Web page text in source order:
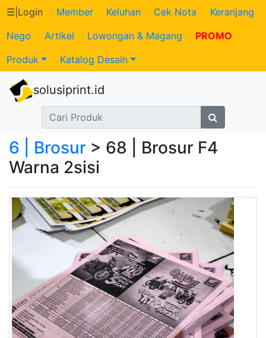
Katalog
Produk
Petugas
Riwayat
Transaksi
Tagihan
Berjalan
Pembayaran
Pendapatan
Fee
Ganti
☰ Login Member Keluhan Cek Nota
Keranjang
Nego
Artikel Lowongan & Magang
PROMO
Produk
Katalog Desain
solusiprint.id
6 | Brosur > 68 | Brosur F4
Warna 2sisi